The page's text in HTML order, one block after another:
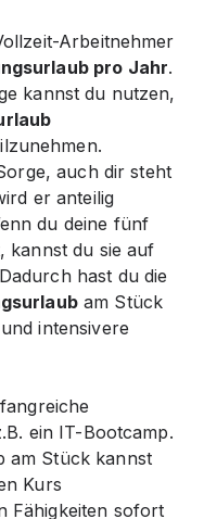
Arbeitnehmer
pro Jahr.
kannst du nutzen,
auch dir steht
er anteilig
du deine fünf
kannst du sie auf
hast du die
am Stück
intensivere
ein IT-Bootcamp.
am Stück kannst
Kurs
Fähigkeiten sofort